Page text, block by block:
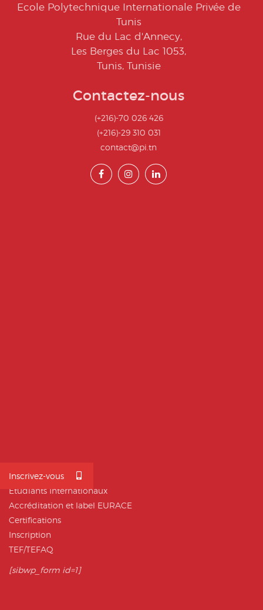
Ecole Polytechnique Internationale Privée de
Tunis
Rue du Lac d'Annecy,
Les Berges du Lac 1053,
Tunis, Tunisie
Contactez-nous
(+216)-70 026 426
(+216)-29 310 031
contact@pi.tn
Polytech INTL
Étudiants Internationaux
Accréditation et label EURACE
Certifications
Inscription
TEF/TEFAQ
[sibwp_form id=1]
Inscrivez-vous